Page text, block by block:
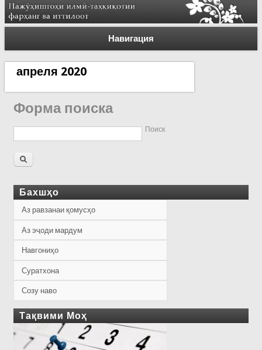
Навигация
апреля 2020
Форма поиска
Поиск
Бахшҳо
Аз равзанаи қомусҳо
Аз эҷоди мардум
Навгониҳо
Суратхона
Созу наво
Тақвими Моҳ